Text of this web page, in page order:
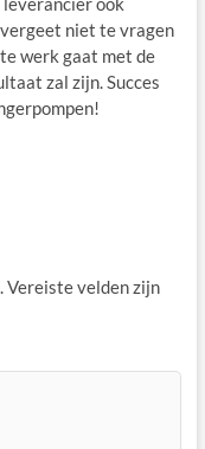
niet te vragen
werk gaat met de
zal zijn. Succes
Vereiste velden zijn